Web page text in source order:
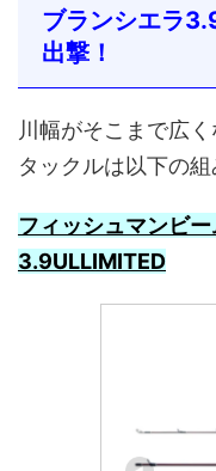
ブランシエラ
出撃！
川幅がそこまで広
タックルは以下の
フィッシュマンビ
3.9ULLIMITED